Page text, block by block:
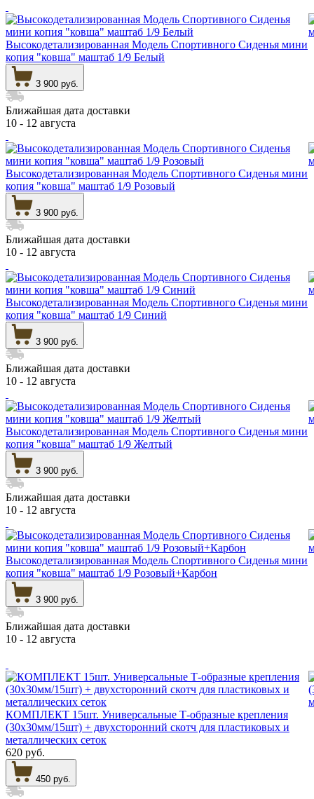
Высокодетализированная Модель Спортивного Сиденья мини
копия "ковша" маштаб 1/9 Белый
3 900 руб.
Ближайшая дата доставки
10 - 12 августа
Высокодетализированная Модель Спортивного Сиденья мини
копия "ковша" маштаб 1/9 Розовый
3 900 руб.
Ближайшая дата доставки
10 - 12 августа
Высокодетализированная Модель Спортивного Сиденья мини
копия "ковша" маштаб 1/9 Синий
3 900 руб.
Ближайшая дата доставки
10 - 12 августа
Высокодетализированная Модель Спортивного Сиденья мини
копия "ковша" маштаб 1/9 Желтый
3 900 руб.
Ближайшая дата доставки
10 - 12 августа
Высокодетализированная Модель Спортивного Сиденья мини
копия "ковша" маштаб 1/9 Розовый+Карбон
3 900 руб.
Ближайшая дата доставки
10 - 12 августа
КОМПЛЕКТ 15шт. Универсальные Т-образные крепления
(30х30мм/15шт) + двухсторонний скотч для пластиковых и
металлических сеток
620 руб.
450 руб.